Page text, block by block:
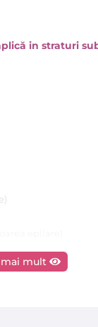
in straturi
mai mult